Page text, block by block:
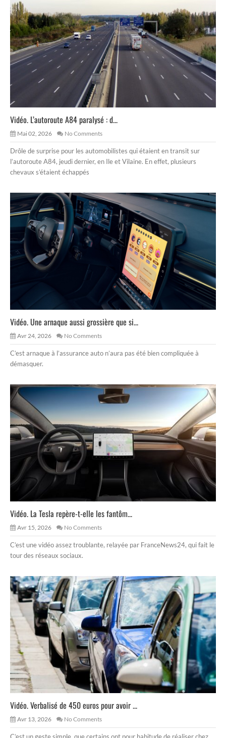
Vidéo. L’autoroute A84 paralysé : d...
Mai 02, 2026 No Comments
Drôle de surprise pour les automobilistes qui étaient en transit sur
l’autoroute A84, jeudi dernier, en Ile et Vilaine. En effet, plusieurs
chevaux s’étaient échappés
Vidéo. Une arnaque aussi grossière que si...
Avr 24, 2026 No Comments
C’est arnaque à l’assurance auto n’aura pas été bien compliquée à
démasquer.
Vidéo. La Tesla repère-t-elle les fantôm...
Avr 15, 2026 No Comments
C’est une vidéo assez troublante, relayée par FranceNews24, qui fait le
tour des réseaux sociaux.
Vidéo. Verbalisé de 450 euros pour avoir ...
Avr 13, 2026 No Comments
C’est un geste simple, que certains ont pour habitude de réaliser chez